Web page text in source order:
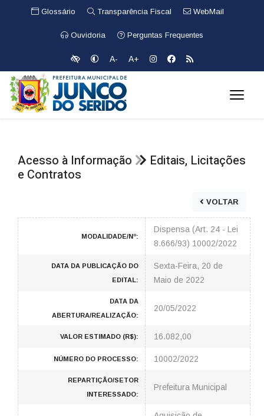
Glossário Transparência Fiscal WebMail
Ouvidoria Perguntas Frequentes
A- A+
Acesso à Informação
Editais, Licitações
e Contratos
VOLTAR
MODALIDADE/Nº:
Dispensa (Art. 24 - Lei
8.666/93) 10002/2022
DATA DA PUBLICAÇÃO DO
EDITAL:
Sexta-Feira, 20 de
Maio de 2022
DATA DA
ABERTURA/REALIZAÇÃO:
20/05/2022
VALOR ESTIMADO (R$): 16.082,00
NÚMERO DO PROCESSO: 10002/2022
REPARTIÇÃO/SETOR
INTERESSADO:
Prefeitura Municipal